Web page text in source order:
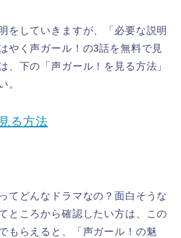
をしていきますが、「必要な説明
やく声ガール！の3話を無料で見
、下の「声ガール！を見る方法」
。
る方法
てどんなドラマなの？面白そうな
ところから確認したい方は、この
もらえると、「声ガール！の魅